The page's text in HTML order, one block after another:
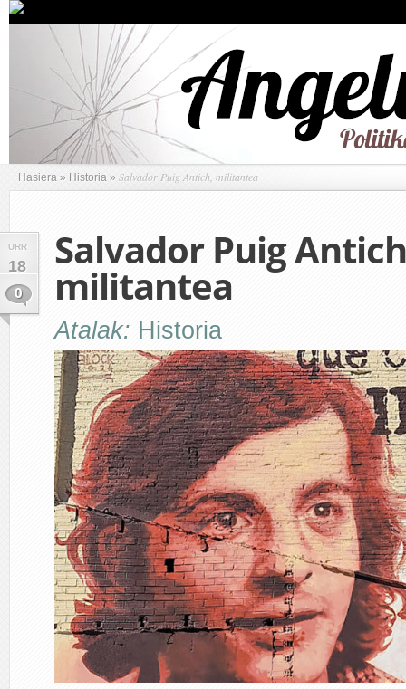
Hasiera » Historia » Salvador Puig Antich, militantea
URR
18
0
Salvador Puig
militantea
Atalak: Historia